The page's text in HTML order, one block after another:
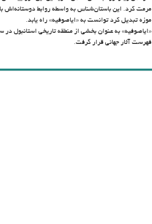
مرمت کرد. این باستان‌شناس به واسطه روابط دوستانه‌اش
موزه تبدیل کرد توانست به «ایاصوفیه» راه یابد.
فهرست آثار جهانی قرار گرفت.